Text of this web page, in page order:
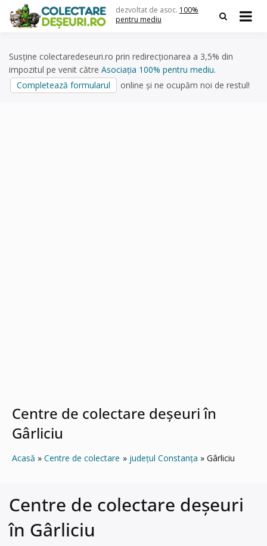
content
dezvoltat de asoc. 100%
pentru mediu
Susține colectaredeseuri.ro prin redirecționarea a 3,5% din
impozitul pe venit către Asociația 100% pentru mediu.
Completează formularul
online și ne ocupăm noi de restul!
Centre de colectare deșeuri în
Gârliciu
Acasă Centre de colectare județul Constanța Gârliciu
Centre de colectare deșeuri
în Gârliciu